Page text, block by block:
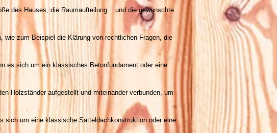
des Hauses, die Raumaufteilung und die gewünschte
zum Beispiel die Klärung von rechtlichen Fragen, die
sich um ein klassisches Betonfundament oder eine
Holzständer aufgestellt und miteinander verbunden, um
um eine klassische Satteldachkonstruktion oder eine